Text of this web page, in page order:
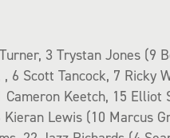
3 Trystan Jones (9
6 Scott Tancock, 7 Ricky
Cameron Keetch, 15 Elliot
Kieran Lewis (10 Marcus